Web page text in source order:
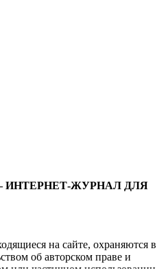
— ИНТЕРНЕТ-ЖУРНАЛ ДЛЯ
на сайте, охраняются в
об авторском праве и
или частичном использовании